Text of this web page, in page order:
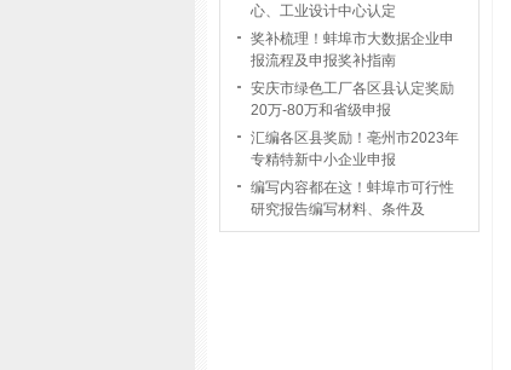
心、工业设计中心认定
奖补梳理！蚌埠市大数据企业申
报流程及申报奖补指南
安庆市绿色工厂各区县认定奖励
20万-80万和省级申报
汇编各区县奖励！亳州市2023年
专精特新中小企业申报
编写内容都在这！蚌埠市可行性
研究报告编写材料、条件及